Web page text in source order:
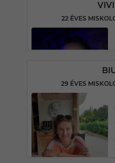
22 ÉVES
29 ÉVES